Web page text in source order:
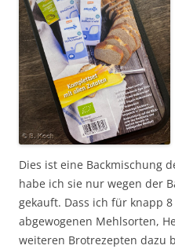
Dies ist eine Backmischung
habe ich sie nur wegen der
gekauft. Dass ich für knapp
abgewogenen Mehlsorten,
weiteren Brotrezepten dazu